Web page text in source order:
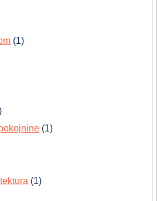
(1)
(1)
(1)